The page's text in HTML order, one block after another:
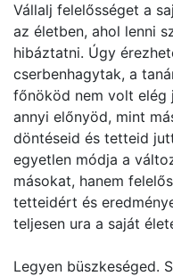
Vállalj felelősséget a
az életben, ahol lenni
hibáztatni. Úgy
cserbenhagytak, a
főnököd nem volt elég
annyi előnyöd, mint
döntéseid és tetteid
egyetlen módja a
másokat, hanem
tetteidért és
teljesen ura a saját
Legyen büszkeséged.